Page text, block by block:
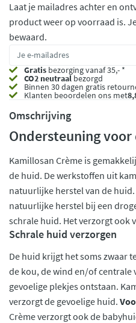
Laat je mailadres achter en
product weer op voorraad is.
bewaard.
Gratis bezorging vanaf 35,- *
CO2 neutraalbezorgd
Binnen 30 dagen gratis
Klanten beoordelen ons met
Omschrijving
Ondersteuning voor
Kamillosan Crème is
de huid. De werkstoffen uit
natuurlijke herstel van de
natuurlijke herstel bij een
schrale huid. Het verzorgt ook
Schrale huid verzorgen
De huid krijgt het soms zwaar
de kou, de wind en/of centrale
gevoelige plekjes ontstaan.
verzorgt de gevoelige huid.
Crème verzorgt ook de